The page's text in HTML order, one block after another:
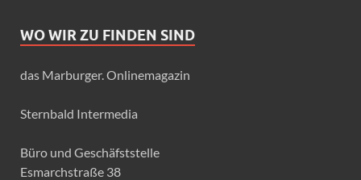
WO WIR ZU FINDEN SIND
das Marburger. Onlinemagazin
Sternbald Intermedia
Büro und Geschäfststelle
Esmarchstraße 38